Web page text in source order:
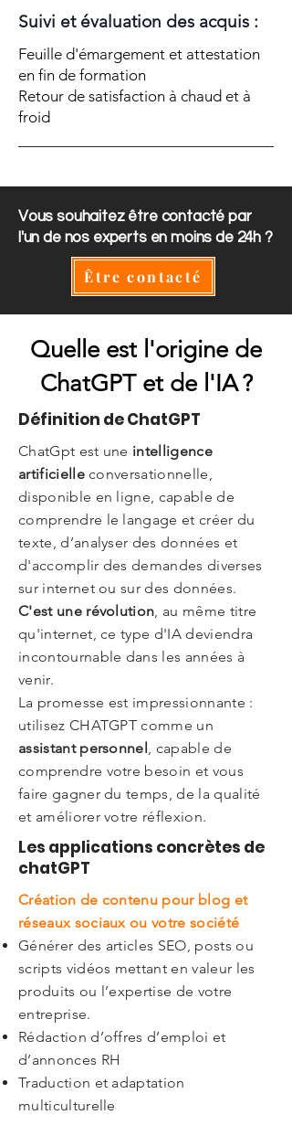
Suivi et évaluation des acquis :
Feuille d'émargement et attestation
en fin de formation
Retour de satisfaction à chaud et à
froid
Vous souhaitez être contacté par
l'un de nos experts en moins de 24h ?
Être contacté
Quelle est l'origine de
ChatGPT et de l'IA ?
Définition de ChatGPT
ChatGpt est une intelligence
artificielleconversationnelle,
disponible en ligne, capable de
comprendre le langage et créer du
texte, d’analyser des données et
d'accomplir des demandes diverses
sur internet ou sur des données.
C'est une révolution, au même titre
qu'internet, ce type d'IA deviendra
incontournable dans les années à
venir.
La promesse est impressionnante :
utilisez CHATGPT comme un
assistant personnel, capable de
comprendre votre besoin et vous
faire gagner du temps, de la qualité
et améliorer votre réflexion.
Les applications concrètes de
chatGPT
Création de contenu pour blog et
réseaux sociaux ou votre société
Générer des articles SEO, posts ou
scripts vidéos mettant en valeur les
produits ou l’expertise de votre
entreprise.
Rédaction d’offres d’emploi et
d’annonces RH
Traduction et adaptation
multiculturelle